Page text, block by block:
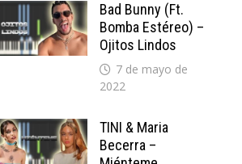
Bad Bunny (ft.
Bomba Estéreo) –
Ojitos Lindos
7 de mayo de
2022
TINI & Maria
Becerra –